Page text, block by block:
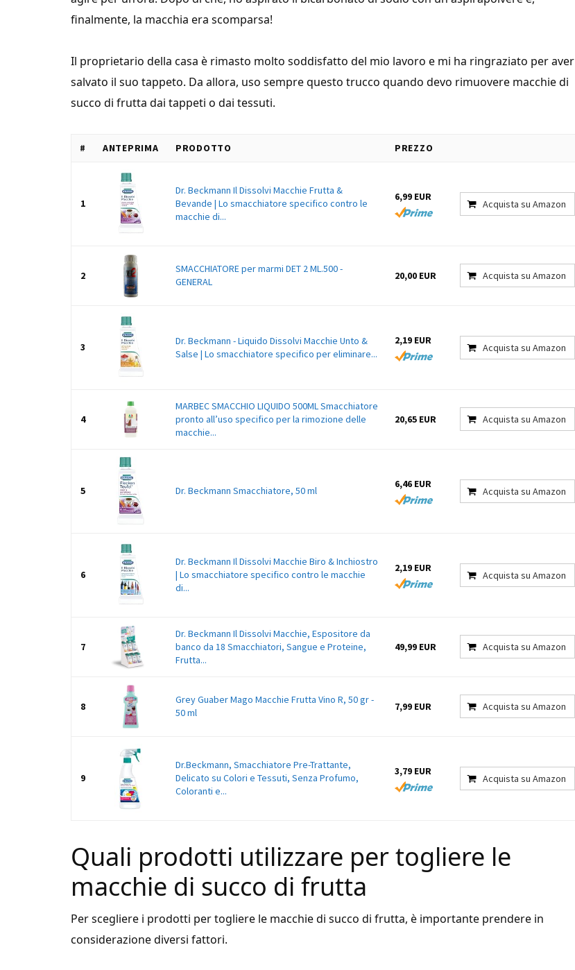
finalmente, la macchia era scomparsa!
Il proprietario della casa è rimasto molto soddisfatto del mio lavoro e mi ha ringraziato per aver
salvato il suo tappeto. Da allora, uso sempre questo trucco quando devo rimuovere macchie di
succo di frutta dai tappeti o dai tessuti.
# ANTEPRIMA PRODOTTO PREZZO
1
Dr. Beckmann Il Dissolvi Macchie Frutta &
Bevande | Lo smacchiatore specifico contro le
macchie di...
6,99 EUR
Acquista su Amazon
2
SMACCHIATORE per marmi DET 2 ML.500 -
GENERAL
20,00 EUR Acquista su Amazon
3
Dr. Beckmann - Liquido Dissolvi Macchie Unto &
Salse | Lo smacchiatore specifico per eliminare...
2,19 EUR
Acquista su Amazon
4
MARBEC SMACCHIO LIQUIDO 500ML Smacchiatore
pronto all’uso specifico per la rimozione delle
macchie...
20,65 EUR Acquista su Amazon
5 Dr. Beckmann Smacchiatore, 50 ml
6,46 EUR
Acquista su Amazon
6
Dr. Beckmann Il Dissolvi Macchie Biro & Inchiostro
| Lo smacchiatore specifico contro le macchie
di...
2,19 EUR
Acquista su Amazon
7
Dr. Beckmann Il Dissolvi Macchie, Espositore da
banco da 18 Smacchiatori, Sangue e Proteine,
Frutta...
49,99 EUR Acquista su Amazon
8
Grey Guaber Mago Macchie Frutta Vino R, 50 gr -
50 ml
7,99 EUR Acquista su Amazon
9
Dr.Beckmann, Smacchiatore Pre-Trattante,
Delicato su Colori e Tessuti, Senza Profumo,
Coloranti e...
3,79 EUR
Acquista su Amazon
Quali prodotti utilizzare per togliere le
macchie di succo di frutta
Per scegliere i prodotti per togliere le macchie di succo di frutta, è importante prendere in
considerazione diversi fattori.